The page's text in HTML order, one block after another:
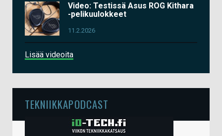
Video: Testissä Asus ROG Kithara
-pelikuulokkeet
11.2.2026
Lisää videoita
TEKNIIKKAPODCAST